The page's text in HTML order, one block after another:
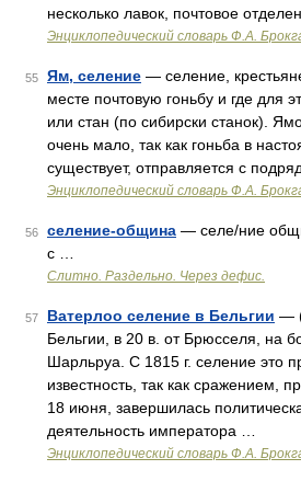
несколько лавок, почтовое
Энциклопедический словарь Ф.А.
55 Ям, селение — селение,
месте почтовую гоньбу и где для
или стан (по сибирски станок).
очень мало, так как гоньба в
существует, отправляется с
Энциклопедический словарь Ф.А.
56 селение-община — селе/ние
с …
Слитно. Раздельно. Через дефис.
57 Ватерлоо селение в Бельгии —
Бельгии, в 20 в. от Брюсселя, на
Шарльруа. С 1815 г. селение это
известность, так как сражением,
18 июня, завершилась
деятельность императора …
Энциклопедический словарь Ф.А.